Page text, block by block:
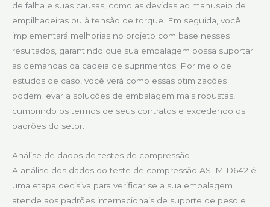
de falha e suas causas, como as devidas ao manuseio de
empilhadeiras ou à tensão de torque. Em seguida, você
implementará melhorias no projeto com base nesses
resultados, garantindo que sua embalagem possa suportar
as demandas da cadeia de suprimentos. Por meio de
estudos de caso, você verá como essas otimizações
podem levar a soluções de embalagem mais robustas,
cumprindo os termos de seus contratos e excedendo os
padrões do setor.
Análise de dados de testes de compressão
A análise dos dados do teste de compressão ASTM D642 é
uma etapa decisiva para verificar se a sua embalagem
atende aos padrões internacionais de suporte de peso e